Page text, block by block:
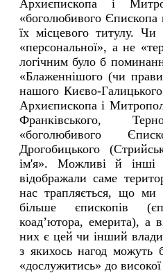
Архиєпископа і
«боголюбивого
їх місцевого титулу.
«персональної», а не
логічним було б
«Блаженнішого (чи
нашого Києво-
Архиєпископа і
Франківського,
«боголюбивого
Дрогобицького
ім'я». Можливі й інші
відображали саме
нас трапляється, що
більше єпископів
коад’ютора, емерита), а
них є цей чи інший
з якихось нагод можуть
«дослужитись» до